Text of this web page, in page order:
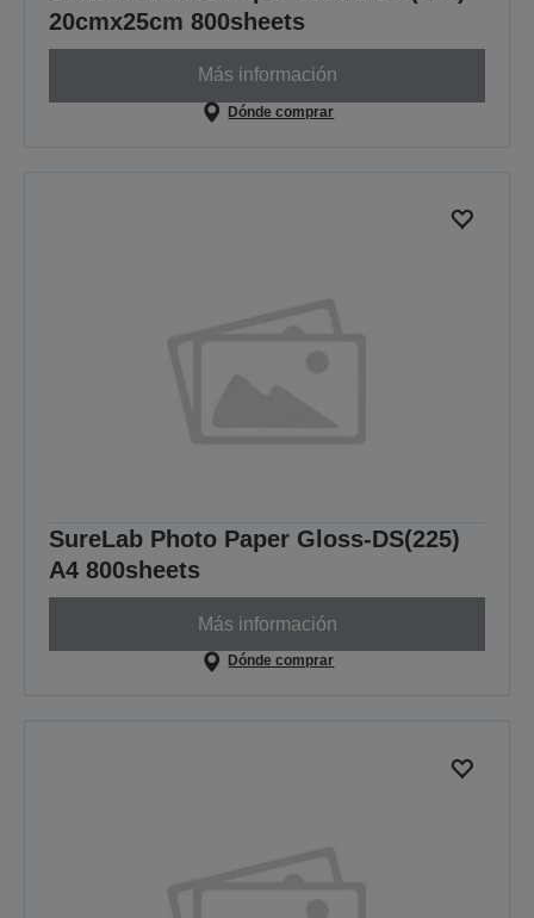
20cmx25cm 800sheets
Más información
Dónde comprar
SureLab Photo Paper Gloss-DS(225)
A4 800sheets
Más información
Dónde comprar